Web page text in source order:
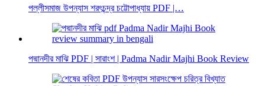
পল্লীসমাজ উপন্যাস শরৎচন্দ্র চট্টোপাধ্যায় PDF |…
পদ্মানদীর মাঝি PDF | সারাংশ | Padma Nadir Majhi Book Review